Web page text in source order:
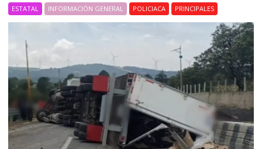
ESTATAL INFORMACIÓN GENERAL POLICIACA PRINCIPALES